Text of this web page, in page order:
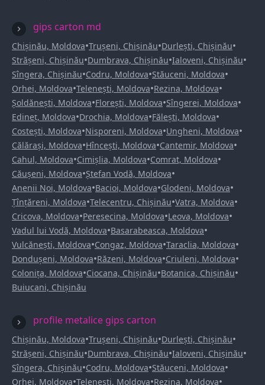
gips carton md
Chișinău, Moldova•Trușeni, Chișinău•Durlești, Chișinău•
Strășeni, Chișinău•Dumbrava, Chișinău•Ialoveni, Chișinău•
Sîngera, Chișinău•Codru, Moldova•Stăuceni, Moldova•
Orhei, Moldova•Telenești, Moldova•Rezina, Moldova•
Șoldănești, Moldova•Florești, Moldova•Sîngerei, Moldova•
Edineț, Moldova•Drochia, Moldova•Fălești, Moldova•
Costești, Moldova•Nisporeni, Moldova•Ungheni, Moldova•
Călărași, Moldova•Hîncești, Moldova•Cantemir, Moldova•
Cahul, Moldova•Cimișlia, Moldova•Comrat, Moldova•
Căușeni, Moldova•Ștefan Vodă, Moldova•
Anenii Noi, Moldova•Bacioi, Moldova•Glodeni, Moldova•
Țînțăreni, Moldova•Telecentru, Chișinău•Vatra, Moldova•
Cricova, Moldova•Peresecina, Moldova•Leova, Moldova•
Vadul lui Vodă, Moldova•Basarabeasca, Moldova•
Vulcănești, Moldova•Congaz, Moldova•Taraclia, Moldova•
Dondușeni, Moldova•Răzeni, Moldova•Criuleni, Moldova•
Colonița, Moldova•Ciocana, Chișinău•Botanica, Chișinău•
Buiucani, Chișinău
profile metalice gips carton
Chișinău, Moldova•Trușeni, Chișinău•Durlești, Chișinău•
Strășeni, Chișinău•Dumbrava, Chișinău•Ialoveni, Chișinău•
Sîngera, Chișinău•Codru, Moldova•Stăuceni, Moldova•
Orhei, Moldova•Telenești, Moldova•Rezina, Moldova•